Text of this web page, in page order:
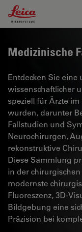
Leica Microsystems
Medizinische
Entdecken Sie
wissenschaftlicher
speziell für Ärzte
wurden, darunter
Fallstudien und
Neurochirurgen,
rekonstruktive
Diese Sammlung
in der
modernste
Fluoreszenz, 3D-
Bildgebung eine
Präzision bei